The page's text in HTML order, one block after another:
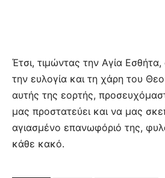
Έτσι, τιμώντας την Αγία Εσθήτα,
την ευλογία και τη χάρη του
αυτής της εορτής,
μας προστατεύει και να μας
αγιασμένο επανωφόριό της,
κάθε κακό.